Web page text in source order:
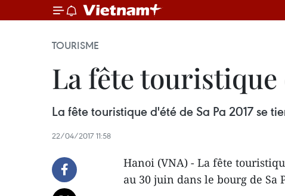
TOURISME
La fête touristique
La fête touristique d'été de Sa Pa 2017 se
22/04/2017 11:58
Hanoi (VNA) - La fête
au 30 juin dans le bourg de Sa